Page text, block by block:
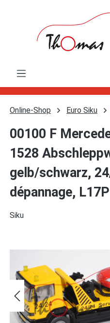
Online-Shop Euro Siku
00100 F
1528
gelb/schwarz,
dépannage, L17P
Siku